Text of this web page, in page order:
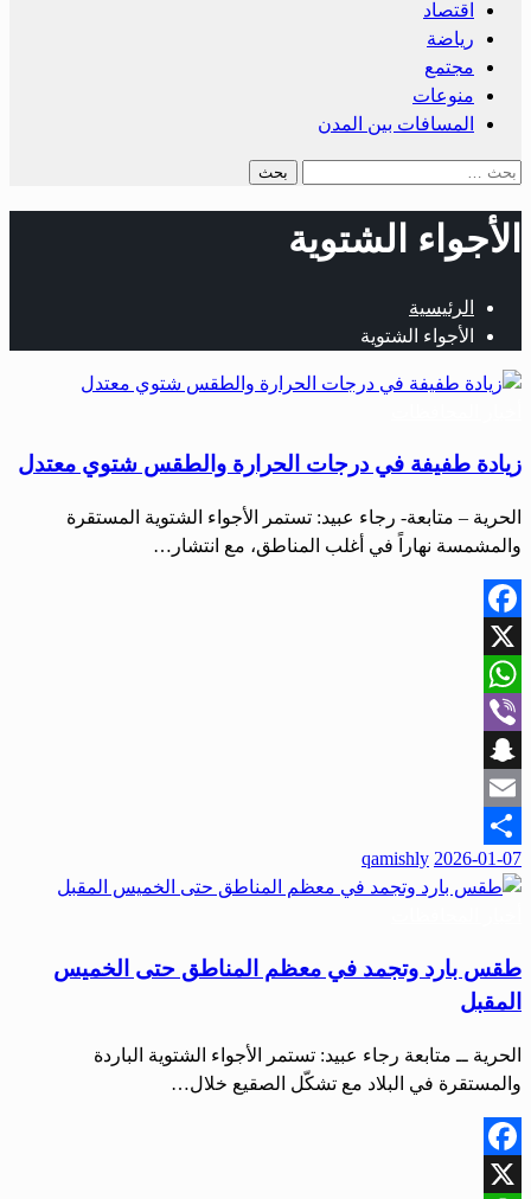
اقتصاد
رياضة
مجتمع
منوعات
المسافات بين المدن
البحث
الأجواء الشتوية
الرئيسية
الأجواء الشتوية
زيادة طفيفة في درجات الحرارة والطقس شتوي معتدل
الحرية – متابعة- رجاء عبيد: تستمر الأجواء الشتوية المستقرة
والمشمسة نهاراً في أغلب المناطق، مع انتشار…
Facebook
X
WhatsApp
Viber
Snapchat
Email
Share
نُشر
في
2026-01-07
qamishly
طقس بارد وتجمد في معظم المناطق حتى الخميس
المقبل
الحرية ــ متابعة رجاء عبيد: تستمر الأجواء الشتوية الباردة
والمستقرة في البلاد مع تشكّل الصقيع خلال…
Facebook